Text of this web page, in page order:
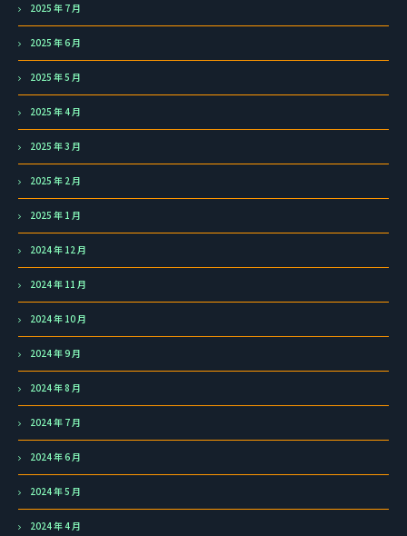
2025 年 7 月
2025 年 6 月
2025 年 5 月
2025 年 4 月
2025 年 3 月
2025 年 2 月
2025 年 1 月
2024 年 12 月
2024 年 11 月
2024 年 10 月
2024 年 9 月
2024 年 8 月
2024 年 7 月
2024 年 6 月
2024 年 5 月
2024 年 4 月